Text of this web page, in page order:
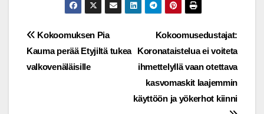
Post
navigation
Kokoomusedustajat:
Koronataistelua ei voiteta
ihmettelyllä vaan otettava
kasvomaskit laajemmin
käyttöön ja yökerhot kiinni
Kokoomuksen Pia
Kauma perää Etyjiltä tukea
valkovenäläisille